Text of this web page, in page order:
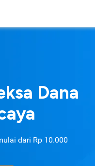
Dana
dari Rp 10.000